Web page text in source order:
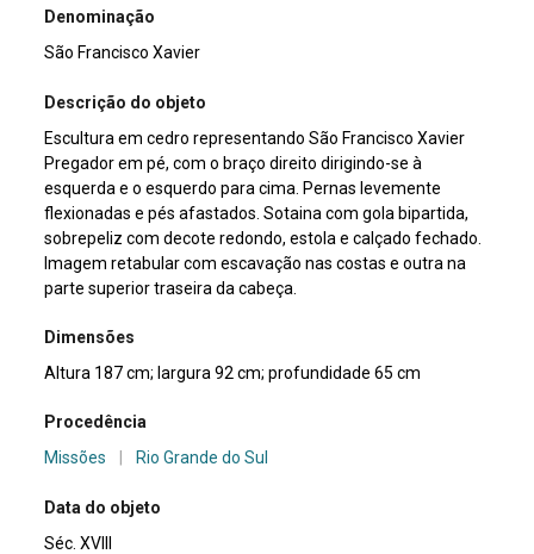
Denominação
São Francisco Xavier
Descrição do objeto
Escultura em cedro representando São Francisco Xavier
Pregador em pé, com o braço direito dirigindo-se à
esquerda e o esquerdo para cima. Pernas levemente
flexionadas e pés afastados. Sotaina com gola bipartida,
sobrepeliz com decote redondo, estola e calçado fechado.
Imagem retabular com escavação nas costas e outra na
parte superior traseira da cabeça.
Dimensões
Altura 187 cm; largura 92 cm; profundidade 65 cm
Procedência
Missões
Rio Grande do Sul
Data do objeto
Séc. XVIII